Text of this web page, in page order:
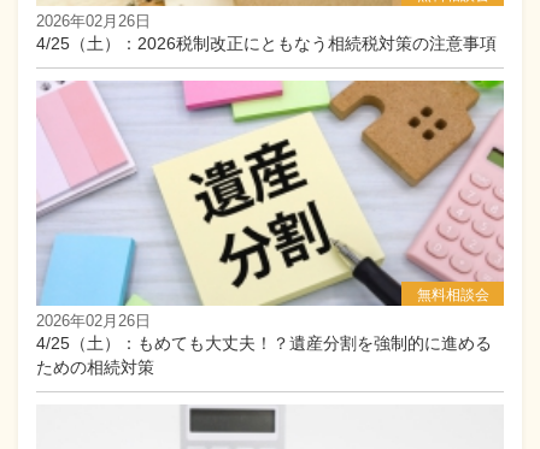
2026年02月26日
4/25（土）：2026税制改正にともなう相続税対策の注意事項
相続セミナー
無料相談会
2026年02月26日
4/25（土）：もめても大丈夫！？遺産分割を強制的に進める
ための相続対策